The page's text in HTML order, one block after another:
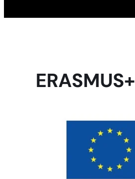
ERASMUS+